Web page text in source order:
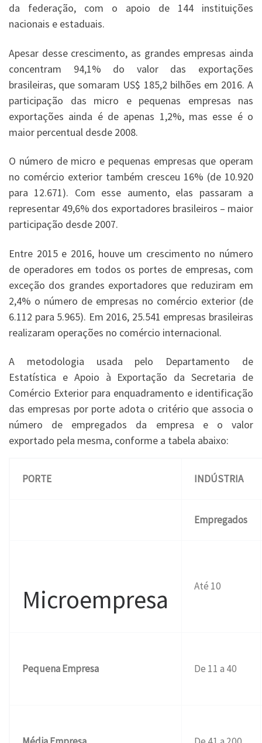
da federação, com o apoio de 144 instituições
nacionais e estaduais.
Apesar desse crescimento, as grandes empresas ainda
concentram 94,1% do valor das exportações
brasileiras, que somaram US$ 185,2 bilhões em 2016. A
participação das micro e pequenas empresas nas
exportações ainda é de apenas 1,2%, mas esse é o
maior percentual desde 2008.
O número de micro e pequenas empresas que operam
no comércio exterior também cresceu 16% (de 10.920
para 12.671). Com esse aumento, elas passaram a
representar 49,6% dos exportadores brasileiros – maior
participação desde 2007.
Entre 2015 e 2016, houve um crescimento no número
de operadores em todos os portes de empresas, com
exceção dos grandes exportadores que reduziram em
2,4% o número de empresas no comércio exterior (de
6.112 para 5.965). Em 2016, 25.541 empresas brasileiras
realizaram operações no comércio internacional.
A metodologia usada pelo Departamento de
Estatística e Apoio à Exportação da Secretaria de
Comércio Exterior para enquadramento e identificação
das empresas por porte adota o critério que associa o
número de empregados da empresa e o valor
exportado pela mesma, conforme a tabela abaixo:
PORTE INDÚSTRIA
Empregados
Microempresa Até 10
Pequena Empresa De 11 a 40